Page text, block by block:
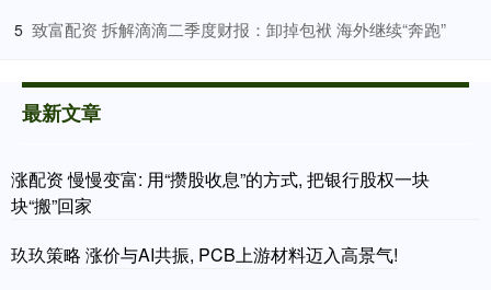
5 ​致富配资 拆解滴滴二季度财报：卸掉包袱 海外继续“奔跑”
最新文章
涨配资 慢慢变富: 用“攒股收息”的方式, 把银行股权一块
块“搬”回家
玖玖策略 涨价与AI共振, PCB上游材料迈入高景气!